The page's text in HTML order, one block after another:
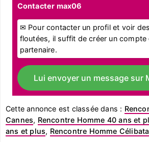
Contacter max06
✉ Pour contacter un profil et voir
floutées, il suffit de créer un
partenaire.
Lui envoyer un message sur
Cette annonce est classée dans :
Cannes, Rencontre Homme 40 ans et
ans et plus, Rencontre Homme